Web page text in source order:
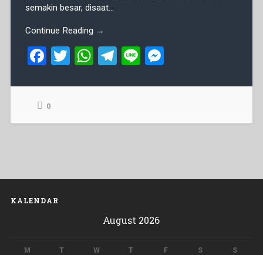
semakin besar, disaat...
Continue Reading →
F
ce
b
o
T
tt
W
at
A
T
e
a
Li
e
M
se
g
0
KALENDAR
August 2026
M T W T F S S